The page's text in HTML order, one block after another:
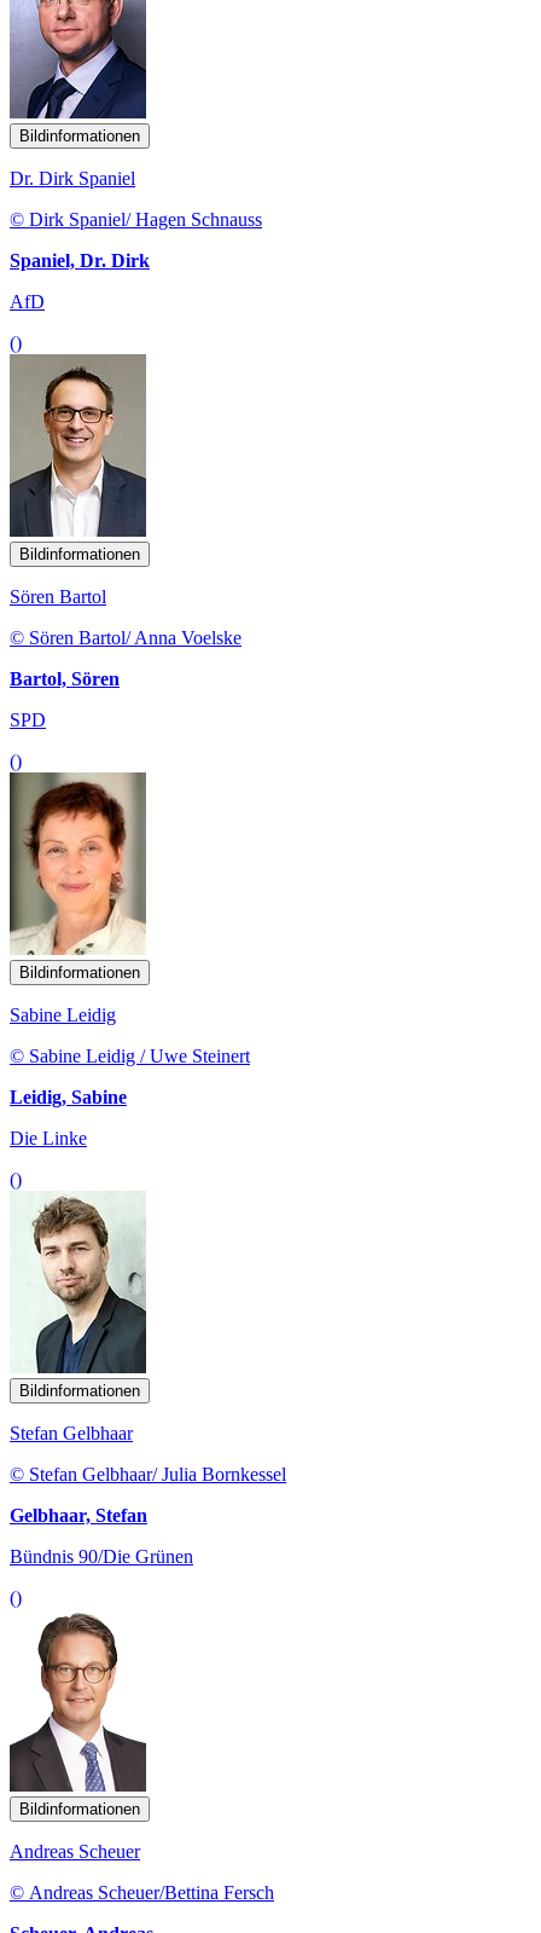
Bildinformationen
Dr. Dirk Spaniel
© Dirk Spaniel/ Hagen Schnauss
Spaniel, Dr. Dirk
AfD
()
Bildinformationen
Sören Bartol
© Sören Bartol/ Anna Voelske
Bartol, Sören
SPD
()
Bildinformationen
Sabine Leidig
© Sabine Leidig / Uwe Steinert
Leidig, Sabine
Die Linke
()
Bildinformationen
Stefan Gelbhaar
© Stefan Gelbhaar/ Julia Bornkessel
Gelbhaar, Stefan
Bündnis 90/Die Grünen
()
Bildinformationen
Andreas Scheuer
© Andreas Scheuer/Bettina Fersch